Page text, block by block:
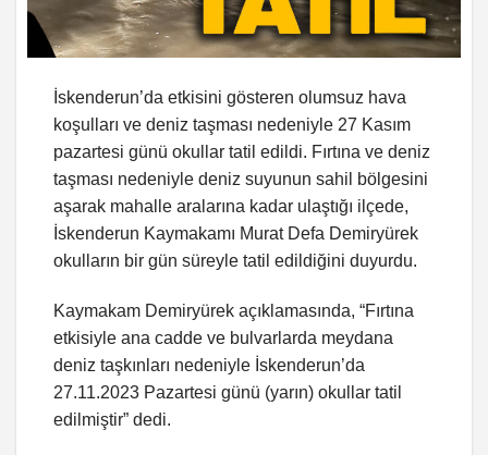
İskenderun’da etkisini gösteren olumsuz hava
koşulları ve deniz taşması nedeniyle 27 Kasım
pazartesi günü okullar tatil edildi. Fırtına ve deniz
taşması nedeniyle deniz suyunun sahil bölgesini
aşarak mahalle aralarına kadar ulaştığı ilçede,
İskenderun Kaymakamı Murat Defa Demiryürek
okulların bir gün süreyle tatil edildiğini duyurdu.
Kaymakam Demiryürek açıklamasında, “Fırtına
etkisiyle ana cadde ve bulvarlarda meydana
deniz taşkınları nedeniyle İskenderun’da
27.11.2023 Pazartesi günü (yarın) okullar tatil
edilmiştir” dedi.